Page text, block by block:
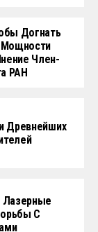
Догнать
Член-
РАН
Древнейших
Лазерные
С